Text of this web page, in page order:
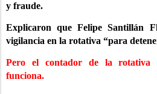
y fraude.
Explicaron que Felipe Santillán
vigilancia en la rotativa “para
Pero el contador de la rotativa
funciona.